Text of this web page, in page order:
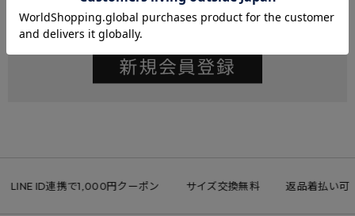
LINE ID連携で1,000円クーポン サイズ交換無料 返品着払い可